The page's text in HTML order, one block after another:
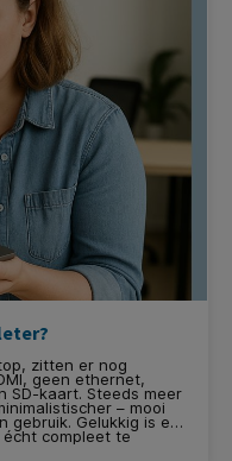
zitten er nog
geen ethernet,
SD-kaart. Steeds meer
– mooi
gebruik. Gelukkig is er
écht compleet te